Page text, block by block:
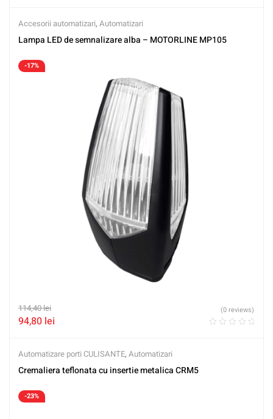
Accesorii automatizari, Automatizari
Lampa LED de semnalizare alba – MOTORLINE MP105
-17%
114,40lei
94,80 lei
(0 reviews)
Automatizare porti CULISANTE, Automatizari
Cremaliera teflonata cu insertie metalica CRM5
-23%